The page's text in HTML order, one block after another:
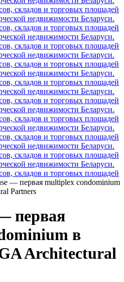
складов и торговых площадей
недвижимости Беларуси.
складов и торговых площадей
недвижимости Беларуси.
складов и торговых площадей
недвижимости Беларуси.
складов и торговых площадей
недвижимости Беларуси.
складов и торговых площадей
недвижимости Беларуси.
складов и торговых площадей
недвижимости Беларуси.
складов и торговых площадей
недвижимости Беларуси.
складов и торговых площадей
недвижимости Беларуси.
складов и торговых площадей
недвижимости Беларуси.
складов и торговых площадей
— первая multiplex condominium
Partners
первая
в
Architectural